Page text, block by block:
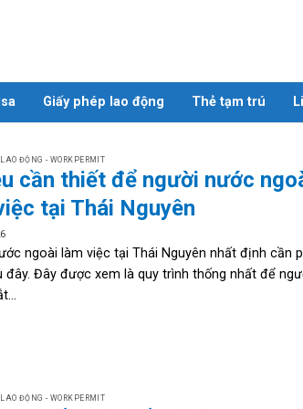
Giấy phép lao động Thẻ tạm trú
ĐỘNG - WORKPERMIT
cần thiết để người nước
tại Thái Nguyên
ngoài làm việc tại Thái Nguyên nhất định cần
đây. Đây được xem là quy trình thống nhất để
ĐỘNG - WORKPERMIT